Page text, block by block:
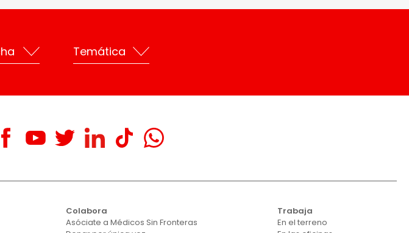
Colabora
Asóciate a Médicos Sin Fronteras
Trabaja
En el terreno